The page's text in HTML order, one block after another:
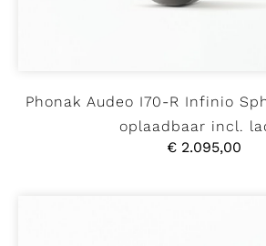
Phonak Audeo I70-R Infinio
oplaadbaar incl.
€ 2.095,00